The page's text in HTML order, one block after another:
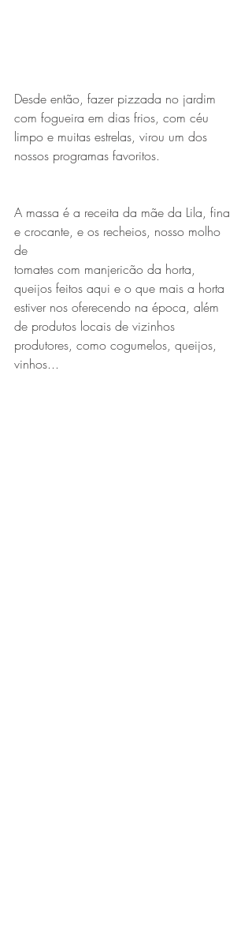
Desde então, fazer pizzada no jardim
com fogueira em dias frios, com céu
limpo e muitas estrelas, virou um dos
nossos programas favoritos.
A massa é a receita da mãe da Lila, fina
e crocante, e os recheios, nosso molho
de
tomates com manjericão da horta,
queijos feitos aqui e o que mais a horta
estiver nos oferecendo na época, além
de produtos locais de vizinhos
produtores, como cogumelos, queijos,
vinhos...